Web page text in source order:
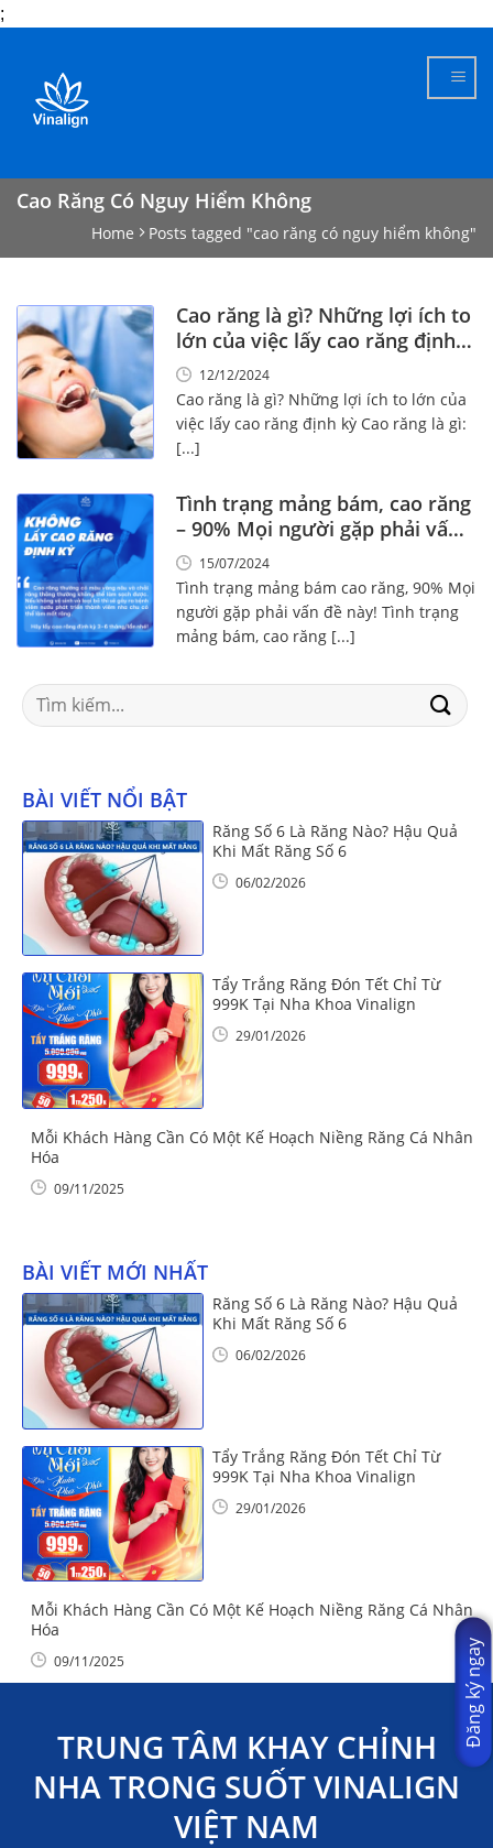
;
content
Cao Răng Có Nguy Hiểm Không
Home Posts tagged "cao răng có nguy hiểm không"
Cao răng là gì? Những lợi ích to
lớn của việc lấy cao răng định
kỳ 12/12/2024
Cao răng là gì? Những lợi ích to lớn của
việc lấy cao răng định kỳ Cao răng là gì:
[...]
Tình trạng mảng bám, cao răng
– 90% Mọi người gặp phải vấn
đề này!
15/07/2024
Tình trạng mảng bám cao răng, 90% Mọi
người gặp phải vấn đề này! Tình trạng
mảng bám, cao răng [...]
Search
for:
BÀI VIẾT NỔI BẬT
Răng Số 6 Là Răng Nào? Hậu Quả
Khi Mất Răng Số 6
06/02/2026
Tẩy Trắng Răng Đón Tết Chỉ Từ
999K Tại Nha Khoa Vinalign
29/01/2026
Mỗi Khách Hàng Cần Có Một Kế Hoạch Niềng Răng Cá Nhân
Hóa
09/11/2025
BÀI VIẾT MỚI NHẤT
Răng Số 6 Là Răng Nào? Hậu Quả
Khi Mất Răng Số 6
06/02/2026
Tẩy Trắng Răng Đón Tết Chỉ Từ
999K Tại Nha Khoa Vinalign
29/01/2026
Mỗi Khách Hàng Cần Có Một Kế Hoạch Niềng Răng Cá Nhân
Hóa
09/11/2025
TRUNG TÂM KHAY CHỈNH
NHA TRONG SUỐT VINALIGN
VIỆT NAM
Đăng ký ngay